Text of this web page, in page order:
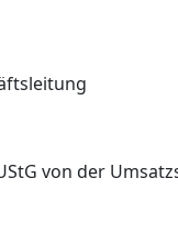
von der